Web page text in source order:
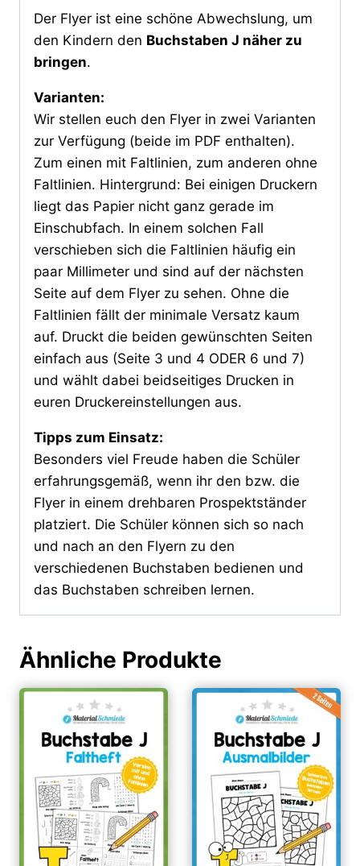
Der Flyer ist eine schöne Abwechslung, um
den Kindern den Buchstaben J näher zu
bringen.
Varianten:
Wir stellen euch den Flyer in zwei Varianten
zur Verfügung (beide im PDF enthalten).
Zum einen mit Faltlinien, zum anderen ohne
Faltlinien. Hintergrund: Bei einigen Druckern
liegt das Papier nicht ganz gerade im
Einschubfach. In einem solchen Fall
verschieben sich die Faltlinien häufig ein
paar Millimeter und sind auf der nächsten
Seite auf dem Flyer zu sehen. Ohne die
Faltlinien fällt der minimale Versatz kaum
auf. Druckt die beiden gewünschten Seiten
einfach aus (Seite 3 und 4 ODER 6 und 7)
und wählt dabei beidseitiges Drucken in
euren Druckereinstellungen aus.
Tipps zum Einsatz:
Besonders viel Freude haben die Schüler
erfahrungsgemäß, wenn ihr den bzw. die
Flyer in einem drehbaren Prospektständer
platziert. Die Schüler können sich so nach
und nach an den Flyern zu den
verschiedenen Buchstaben bedienen und
das Buchstaben schreiben lernen.
Ähnliche Produkte